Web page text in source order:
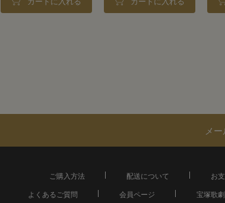
メ
ご購入方法 配送について お
よくあるご質問
会員ページ 宝塚歌